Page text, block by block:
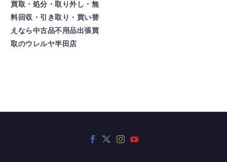
買取・処分・取り外し・無
料回収・引き取り・買い替
えなら中古品不用品出張買
取のウレルヤ半田店